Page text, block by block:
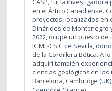
CASP, fui la
en el Ártico Canadiense.
proyectos, localizados en
Dinárides de Montenegro
2022, ocupé un puesto
IGME-CSIC de Sevilla,
de la Cordillera Bética. A
adquirí también
ciencias geológicas en
Barcelona, Cambridge